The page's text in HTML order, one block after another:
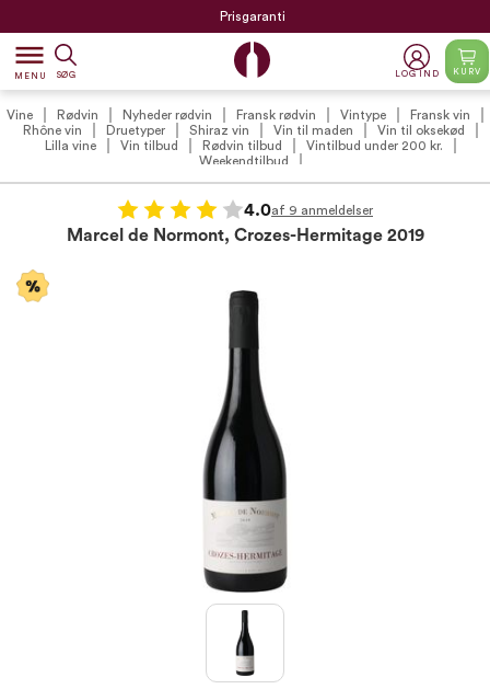
Prisgaranti
dehaze
MENU SØG LOG IND KURV
Vine Rødvin Nyheder rødvin Fransk rødvin Vintype
Fransk vin
Rhône vin
Druetyper Shiraz vin Vin til maden
Vin til oksekød
Lilla vine
Vin tilbud Rødvin tilbud
Vintilbud under 200 kr.
Weekendtilbud
4.0af 9 anmeldelser
Marcel de Normont, Crozes-Hermitage 2019